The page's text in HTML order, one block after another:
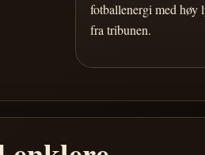
fotballenergi med høy
fra tribunen.